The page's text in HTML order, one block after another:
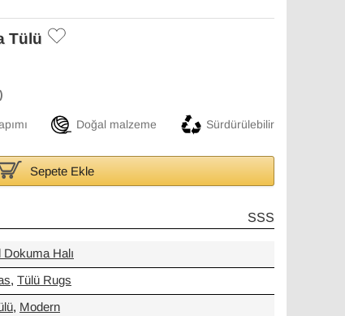
Tülü
Doğal malzeme Sürdürülebilir
Sepete Ekle
SSS
Dokuma Halı
, Tülü Rugs
, Modern